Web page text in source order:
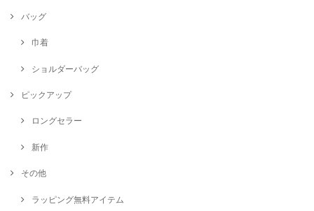
バッグ
巾着
ショルダーバッグ
ピックアップ
ロングセラー
新作
その他
ラッピング無料アイテム